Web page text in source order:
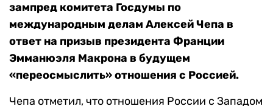
зампред комитета Госдумы по
международным делам Алексей Чепа в
ответ на призыв президента Франции
Эмманюэля Макрона в будущем
«переосмыслить» отношения с Россией.
Чепа отметил, что отношения России с Западом